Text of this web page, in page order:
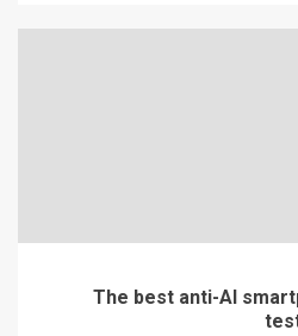
The best anti-AI